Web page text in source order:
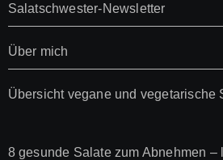
Salatschwester-Newsletter
Über mich
Übersicht vegane und vegetarische
8 gesunde Salate zum Abnehmen –